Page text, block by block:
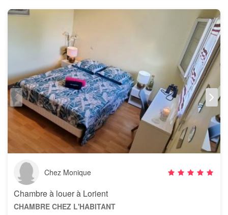
Chez Monique
Chambre à louer à Lorient
CHAMBRE CHEZ L'HABITANT